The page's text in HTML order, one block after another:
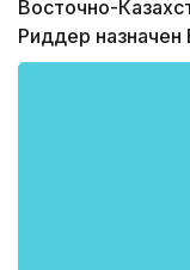
Восточно-
Риддер